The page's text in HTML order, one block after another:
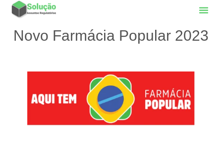
Novo Farmácia Popular 2023